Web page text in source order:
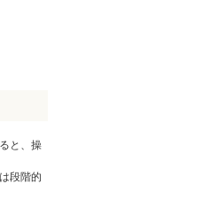
と、操
段階的